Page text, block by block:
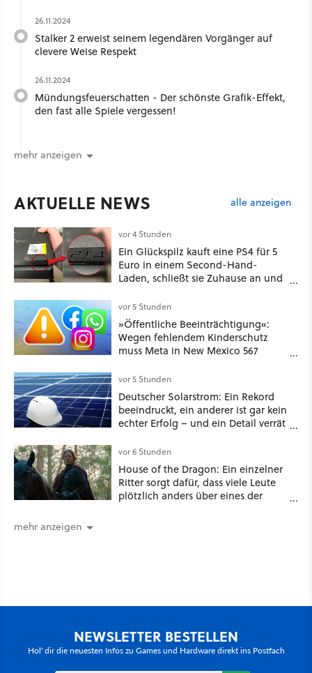
26.11.2024
Stalker 2 erweist seinem legendären Vorgänger auf
clevere Weise Respekt
26.11.2024
Mündungsfeuerschatten - Der schönste Grafik-Effekt,
den fast alle Spiele vergessen!
mehr anzeigen
AKTUELLE NEWS alle anzeigen
vor 4 Stunden
Ein Glückspilz kauft eine PS4 für 5
Euro in einem Second-Hand-
Laden, schließt sie Zuhause an und
funktionierende PlayStation [Best of
GameStar]
vor 5 Stunden
»Öffentliche Beeinträchtigung«:
Wegen fehlendem Kinderschutz
muss Meta in New Mexico 567
vor 5 Stunden
Deutscher Solarstrom: Ein Rekord
beeindruckt, ein anderer ist gar kein
echter Erfolg – und ein Detail verrät
jede Zahl
vor 6 Stunden
House of the Dragon: Ein einzelner
Ritter sorgt dafür, dass viele Leute
plötzlich anders über eines der
mehr anzeigen
NEWSLETTER BESTELLEN
Hol' dir die neuesten Infos zu Games und Hardware direkt ins Postfach